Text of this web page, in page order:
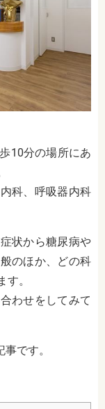
10分の場所にあ
科、呼吸器内科
状から糖尿病や
のほか、どの科
。
わせをしてみて
です。